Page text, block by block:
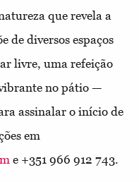
que revela a
de diversos espaços
livre, uma refeição
no pátio —
assinalar o início de
em
e +351 966 912 743.